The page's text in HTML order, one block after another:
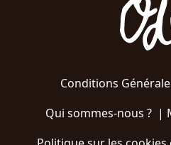
Conditions
Qui sommes-nous ?|